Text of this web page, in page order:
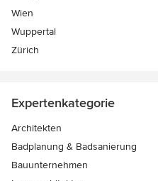
Wien
Wuppertal
Zürich
Expertenkategorie
Architekten
Badplanung & Badsanierung
Bauunternehmen